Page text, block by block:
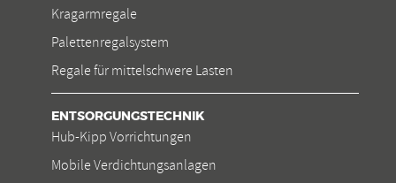
Kragarmregale
Palettenregalsystem
Regale für mittelschwere Lasten
ENTSORGUNGSTECHNIK
Hub-Kipp Vorrichtungen
Mobile Verdichtungsanlagen